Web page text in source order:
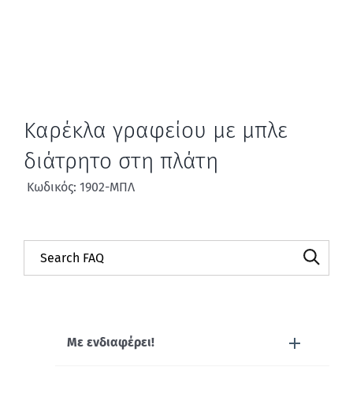
Καρέκλα γραφείου με μπλε
διάτρητο στη πλάτη
Κωδικός: 1902-ΜΠΛ
Με ενδιαφέρει!